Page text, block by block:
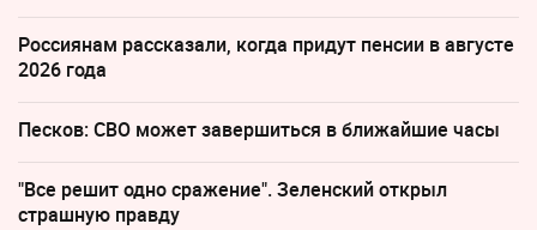
Россиянам рассказали, когда придут пенсии в августе
2026 года
Песков: СВО может завершиться в ближайшие часы
"Все решит одно сражение". Зеленский открыл
страшную правду